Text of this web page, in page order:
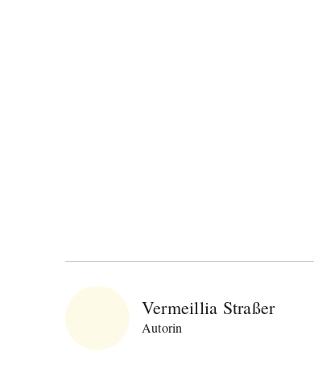
Vermeillia Straßer
Autorin